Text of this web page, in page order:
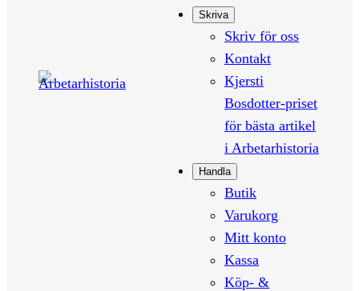
Skriva
Skriv för oss
Kontakt
Kjersti
Bosdotter-priset
för bästa artikel
i Arbetarhistoria
Handla
Butik
Varukorg
Mitt konto
Kassa
Köp- &